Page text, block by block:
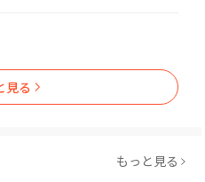
見る
もっと見る